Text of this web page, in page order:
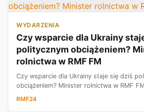
WYDARZENIA
Czy wsparcie dla Ukrainy
politycznym obciążeniem?
rolnictwa w RMF FM
Czy wsparcie dla Ukrainy staje się dziś
obciążeniem? Minister rolnictwa w RMF
RMF24